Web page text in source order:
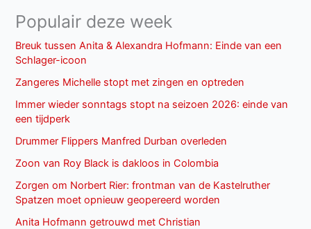
Populair deze week
Breuk tussen Anita & Alexandra Hofmann: Einde van een
Schlager-icoon
Zangeres Michelle stopt met zingen en optreden
Immer wieder sonntags stopt na seizoen 2026: einde van
een tijdperk
Drummer Flippers Manfred Durban overleden
Zoon van Roy Black is dakloos in Colombia
Zorgen om Norbert Rier: frontman van de Kastelruther
Spatzen moet opnieuw geopereerd worden
Anita Hofmann getrouwd met Christian